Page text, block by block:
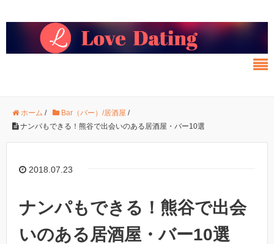
ホーム / Bar（バー）/居酒屋 /
ナンパもできる！熊谷で出会いのある居酒屋・バー10選
2018.07.23
ナンパもできる！熊谷で出会
いのある居酒屋・バー10選